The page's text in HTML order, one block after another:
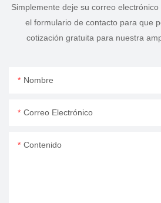
Simplemente deje su correo
el formulario de contacto para que
cotización gratuita para nuestra
Nombre
Correo Electrónico
Contenido